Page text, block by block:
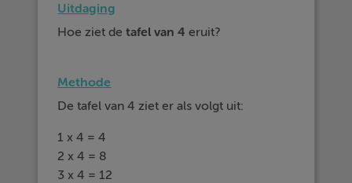
Uitdaging
Hoe ziet detafel van 4 eruit?
Methode
De tafel van 4 ziet er als volgt uit:
1 x 4 = 4
2 x 4 = 8
3 x 4 = 12